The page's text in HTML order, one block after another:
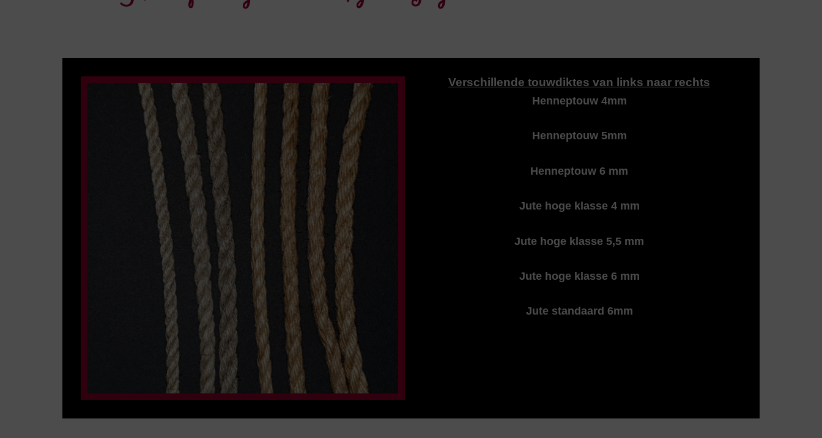
Verschillende touwdiktes van links naar rechts
Henneptouw 4mm
Henneptouw 5mm
Henneptouw 6 mm
Jute hoge klasse 4 mm
Jute hoge klasse 5,5 mm
Jute hoge klasse 6 mm
Jute standaard 6mm